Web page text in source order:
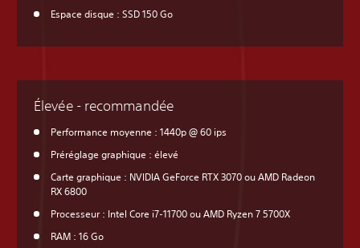
Espace disque : SSD 150 Go
Élevée - recommandée
Performance moyenne : 1440p @ 60 ips
Préréglage graphique : élevé
Carte graphique : NVIDIA GeForce RTX 3070 ou AMD Radeon
RX 6800
Processeur : Intel Core i7-11700 ou AMD Ryzen 7 5700X
RAM : 16 Go